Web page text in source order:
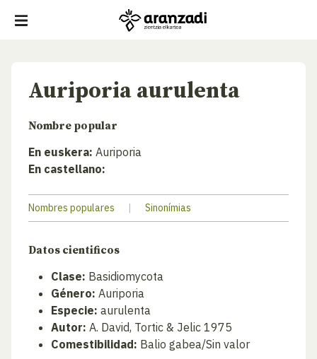
Auriporia aurulenta
Nombre popular
En euskera: Auriporia
En castellano:
Nombres populares | Sinonímias
Datos cientificos
Clase: Basidiomycota
Género: Auriporia
Especie: aurulenta
Autor: A. David, Tortic & Jelic 1975
Comestibilidad: Balio gabea/Sin valor